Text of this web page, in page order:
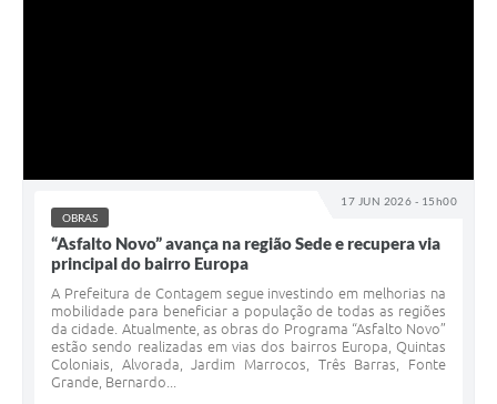
17 JUN 2026 - 15h00
OBRAS
“Asfalto Novo” avança na região Sede e recupera via
principal do bairro Europa
A Prefeitura de Contagem segue investindo em melhorias na
mobilidade para beneficiar a população de todas as regiões
da cidade. Atualmente, as obras do Programa “Asfalto Novo”
estão sendo realizadas em vias dos bairros Europa, Quintas
Coloniais, Alvorada, Jardim Marrocos, Três Barras, Fonte
Grande, Bernardo...